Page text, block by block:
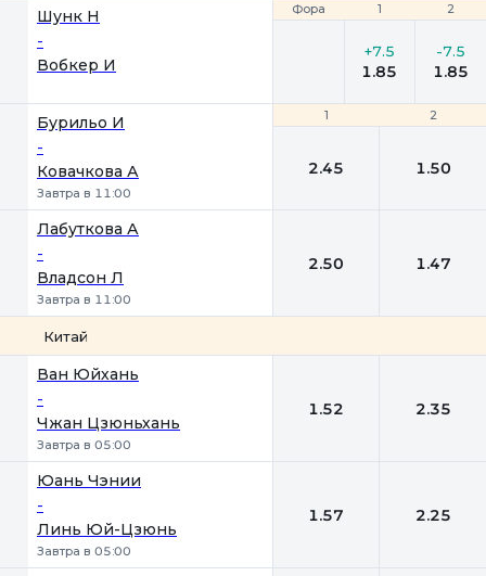
Фора 1 2
Шунк Н
-
Вобкер И
Фора 1 2
+7.5
1.85
-7.5
1.85
1 2
Бурильо И
-
Ковачкова А
Завтра в 11:00
1 2
2.45 1.50
Лабуткова А
-
Владсон Л
Завтра в 11:00
2.50 1.47
Китай
Ван Юйхань
-
Чжан Цзюньхань
Завтра в 05:00
1.52 2.35
Юань Чэнии
-
Линь Юй-Цзюнь
Завтра в 05:00
1.57 2.25